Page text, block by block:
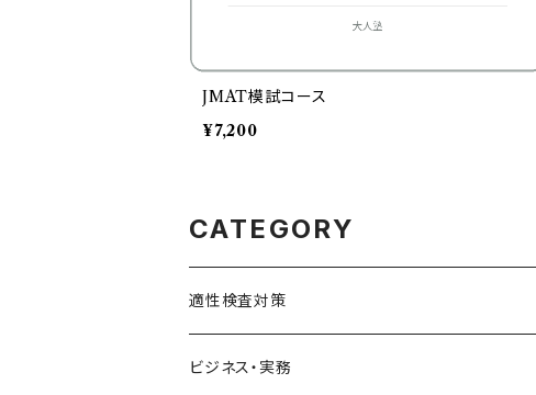
JMAT模試コース
¥7,200
CATEGORY
適性検査対策
SPI対策
ビジネス・実務